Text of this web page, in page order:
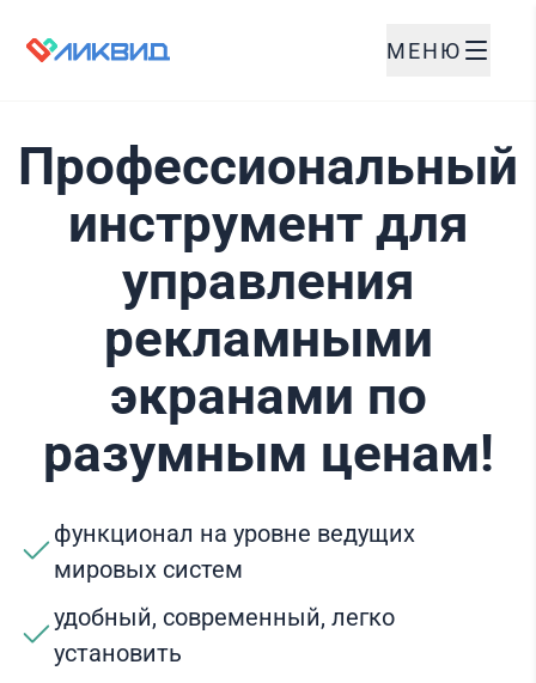
МЕНЮ
Профессиональный
инструмент для
управления
рекламными
экранами по
разумным ценам!
функционал на уровне ведущих
мировых систем
удобный, современный, легко
установить